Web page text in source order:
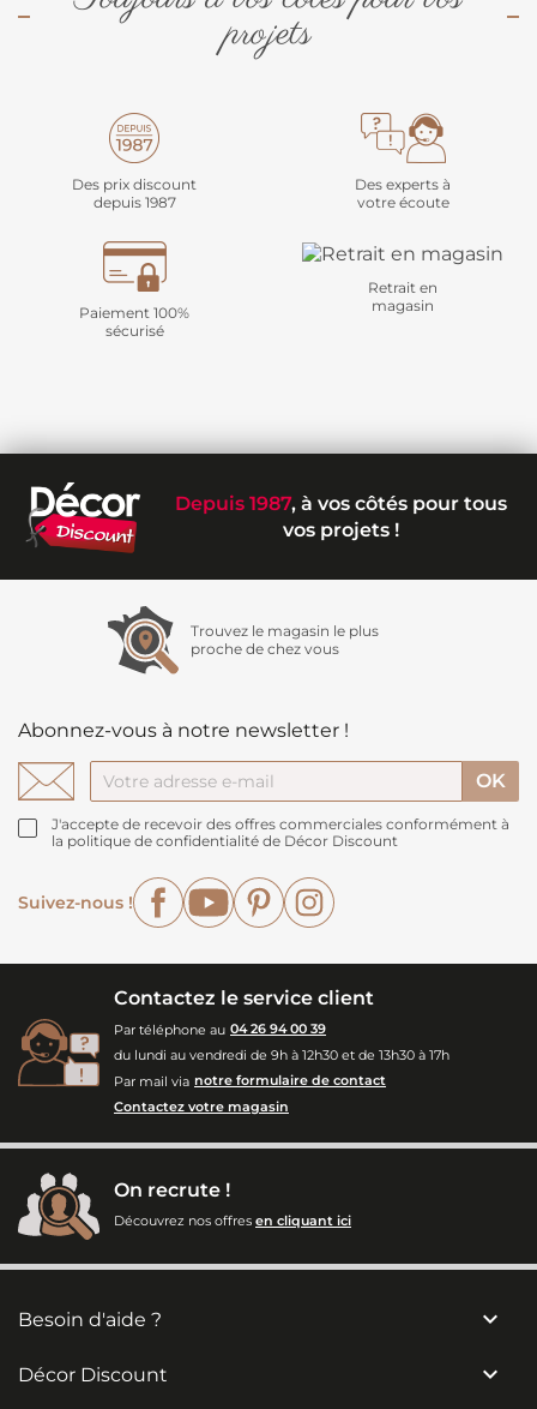
projets
Des prix discount
depuis 1987
Des experts à
votre écoute
Paiement 100%
sécurisé
Retrait en
magasin
Depuis 1987, à vos côtés pour tous
vos projets !
Trouvez le magasin le plus
proche de chez vous
Abonnez-vous à notre newsletter !
J'accepte de recevoir des offres commerciales conformément à
la politique de confidentialité de Décor Discount
Suivez-nous !
FacebookYouTubePinterest
Contactez le service client
Par téléphone au 04 26 94 00 39
du lundi au vendredi de 9h à 12h30 et de 13h30 à 17h
Par mail via notre formulaire de contact
Contactez votre magasin
On recrute !
Découvrez nos offres en cliquant ici
Besoin d'aide ? 
Décor Discount 